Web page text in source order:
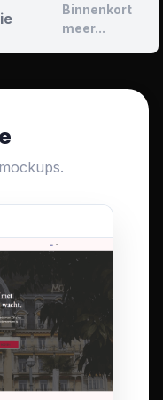
Binnenkort
meer...